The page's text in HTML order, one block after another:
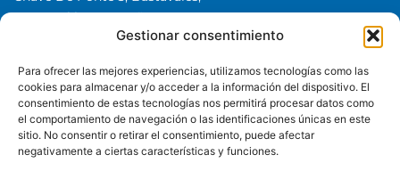
Gestionar consentimiento
Para ofrecer las mejores experiencias, utilizamos tecnologías como las
cookies para almacenar y/o acceder a la información del dispositivo. El
consentimiento de estas tecnologías nos permitirá procesar datos como
el comportamiento de navegación o las identificaciones únicas en este
sitio. No consentir o retirar el consentimiento, puede afectar
negativamente a ciertas características y funciones.
15280 Brión, A Coruña
Iberfence SL I NIF: B74417890
SOBRE NOSOTROS
CATEGORÍAS